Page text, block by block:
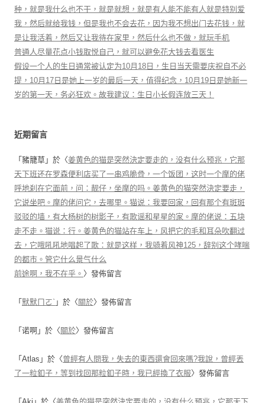
种，就是我什么也不干，就是就想，就是有人能不能有人就是特别爱
我，然后就给我钱，但是我也不会去花，因为我不想出门去花钱，就
是让我活着，然后又让我待在家里，然后什么也不做，就玩手机
普通人尽量花点小钱取悦自己，就可以避免花大钱去看医生
假设一个人的生日通常被认定为10月18日，生日当天需要庆祝自不必
提，10月17日是她上一岁的最后一天，值得纪念，10月19日是她新一
岁的第一天，务必狂欢。故我建议：生日小长假连放三天！
近期留言
「 豬籠草 」於〈姜黄色的猫是突然決定要走的，没有什么预兆，它那
天下班还在罗森便利店买了一串鸡脆骨，一个饭团，这时一个摩的佬
呼地刹在它面前，问：靓仔，坐摩的吗。姜黄色的猫突然決定要走，
它说坐吧。摩的佬问它，去哪里。猫说：我要回家，回有那个有斑斑
驳驳的墙，有大杨树的树影子，有歌谣和星星的家。摩的佬说：五块
走不走。猫说：行。姜黄色的猫站在车上，风把它的毛和耳朵吹翻过
去，它哦吼吼地唱起了歌：就是这样，我骑着风神125，辞别这个哮喘
的都市。管它什么景气什么
前途啊，我不在乎。 〉發佈留言
「 默默ㄇㄛˋ 」於〈 關於〉發佈留言
「 诺啊 」於〈 關於〉發佈留言
「 Atlas 」於〈曾經有人問我，失去的東西還會回來嗎?我說，曾經丟
了一粒釦子，等到找回那粒釦子時，我已經換了衣服〉發佈留言